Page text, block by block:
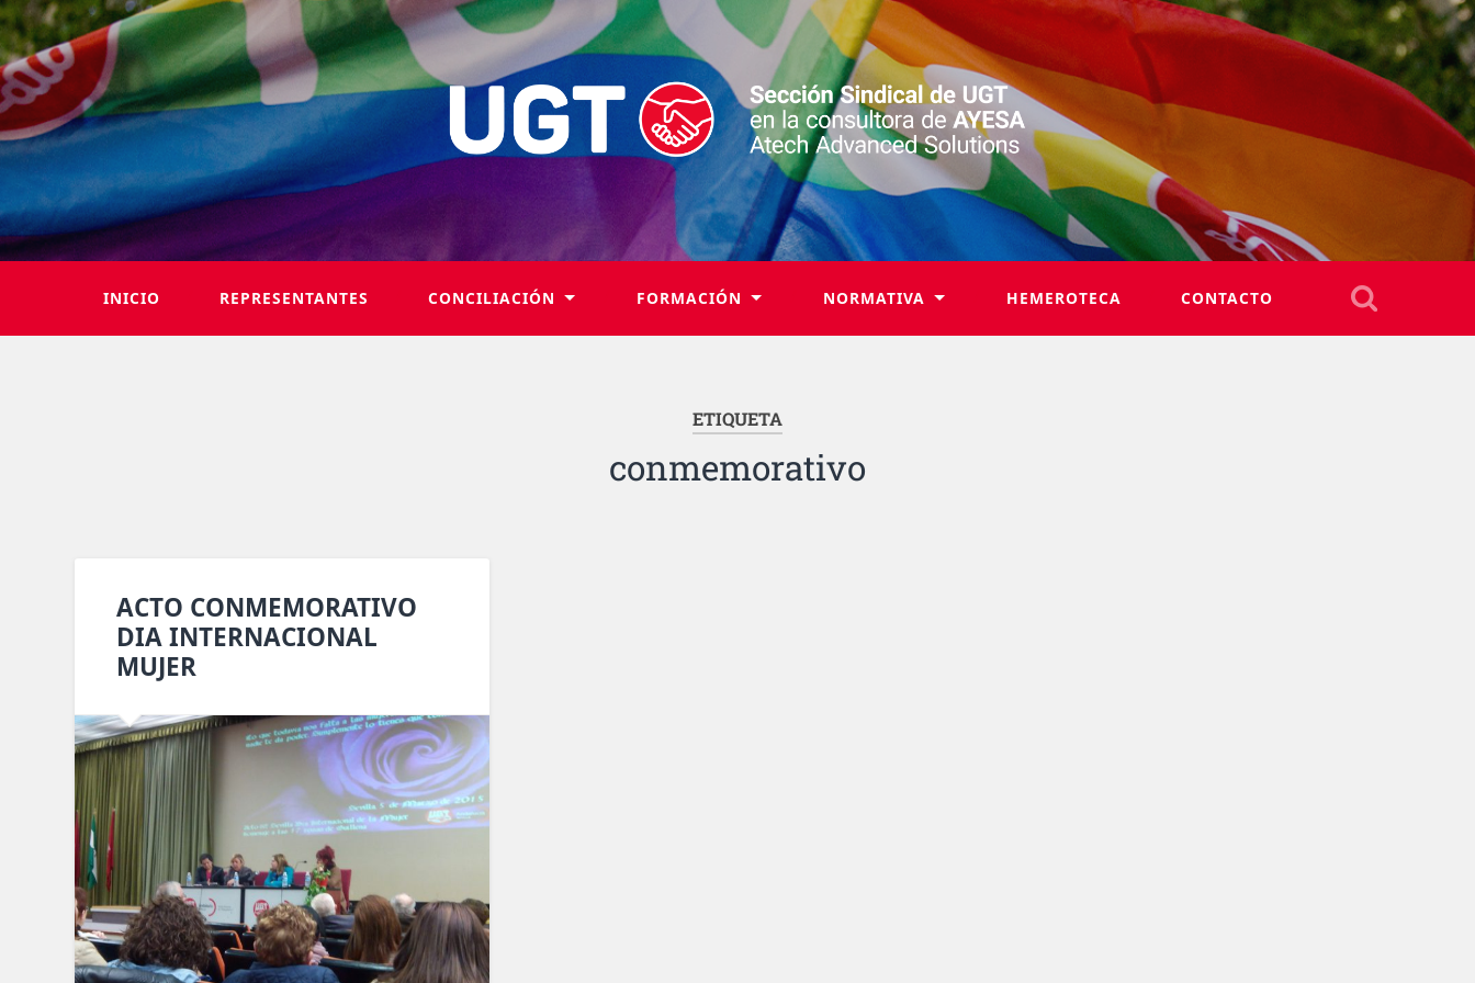
INICIO REPRESENTANTES CONCILIACIÓN FORMACIÓN NORMATIVA HEMEROTECA CONTACTO
ETIQUETA
conmemorativo
ACTO CONMEMORATIVO
DIA INTERNACIONAL
MUJER